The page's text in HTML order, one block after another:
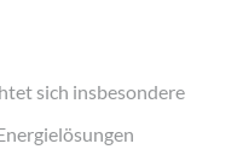
sich insbesondere